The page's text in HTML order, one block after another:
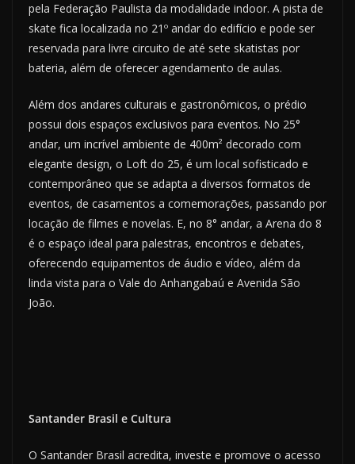
pela Federação Paulista da modalidade indoor. A pista de
skate fica localizada no 21º andar do edifício e pode ser
reservada para livre circuito de até sete skatistas por
bateria, além de oferecer agendamento de aulas.
Além dos andares culturais e gastronômicos, o prédio
possui dois espaços exclusivos para eventos. No 25°
andar, um incrível ambiente de 400m² decorado com
elegante design, o Loft do 25, é um local sofisticado e
contemporâneo que se adapta a diversos formatos de
eventos, de casamentos a comemorações, passando por
locação de filmes e novelas. E, no 8° andar, a Arena do 8
é o espaço ideal para palestras, encontros e debates,
oferecendo equipamentos de áudio e vídeo, além da
linda vista para o Vale do Anhangabaú e Avenida São
João.
Santander Brasil e Cultura
O Santander Brasil acredita, investe e promove o acesso